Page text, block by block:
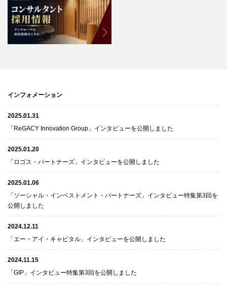
インフォメーション
2025.01.31
「ReGACY Innovation Group」インタビューを公開しました
2025.01.20
「ロゴス・パートナーズ」インタビューを公開しました
2025.01.06
「ソーシャル・インベストメント・パートナーズ」インタビュー特集第3回を
公開しました
2024.12.11
「エー・アイ・キャピタル」インタビューを公開しました
2024.11.15
「GIP」インタビュー特集第3回を公開しました